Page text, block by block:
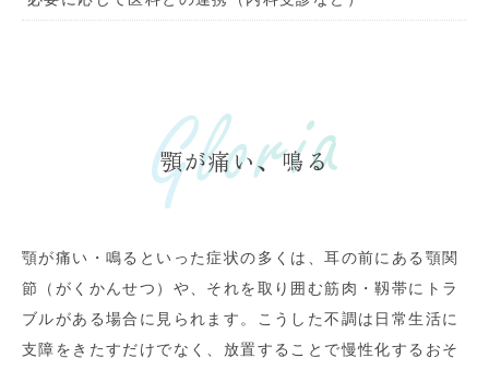
顎が痛い、鳴る
顎が痛い・鳴るといった症状の多くは、耳の前にある顎関
節（がくかんせつ）や、それを取り囲む筋肉・靱帯にトラ
ブルがある場合に見られます。こうした不調は日常生活に
支障をきたすだけでなく、放置することで慢性化するおそ